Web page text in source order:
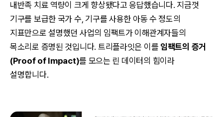
내반족 치료 역량이 크게 향상됐다고 응답했습니다. 지금껏
기구를 보급한 국가 수, 기구를 사용한 아동 수 정도의
지표만으로 설명했던 사업의 임팩트가 이해관계자들의
목소리로 증명된 것입니다. 트리플라잇은 이를 임팩트의 증거
(Proof of Impact)를 모으는 린 데이터의 힘이라
설명합니다.